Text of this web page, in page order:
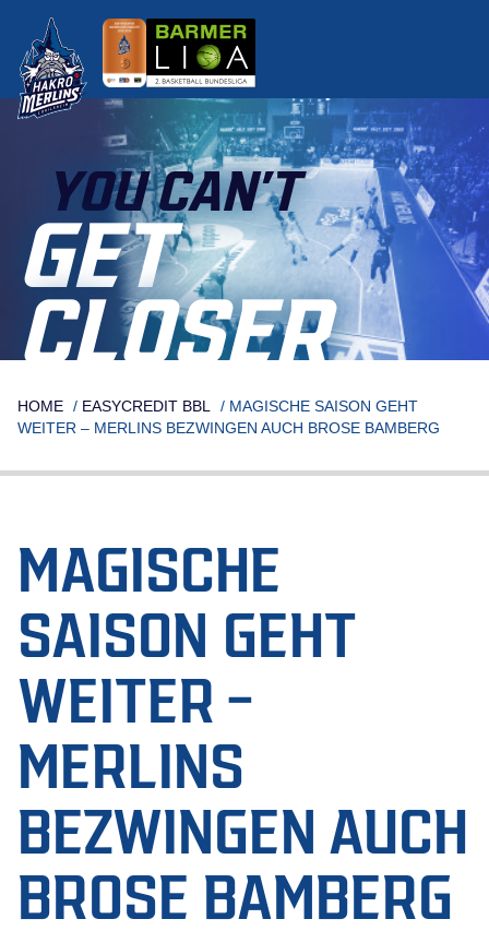
content
YOU CAN’T
GET
CLOSER
HOME / EASYCREDIT BBL / MAGISCHE SAISON GEHT
WEITER – MERLINS BEZWINGEN AUCH BROSE BAMBERG
MAGISCHE
SAISON GEHT
WEITER –
MERLINS
BEZWINGEN AUCH
BROSE BAMBERG